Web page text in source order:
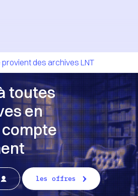
provient des archives LNT
toutes
en
les offres